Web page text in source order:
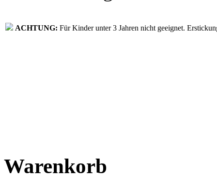
ACHTUNG: Für Kinder unter 3 Jahren nicht geeignet.
Warenkorb